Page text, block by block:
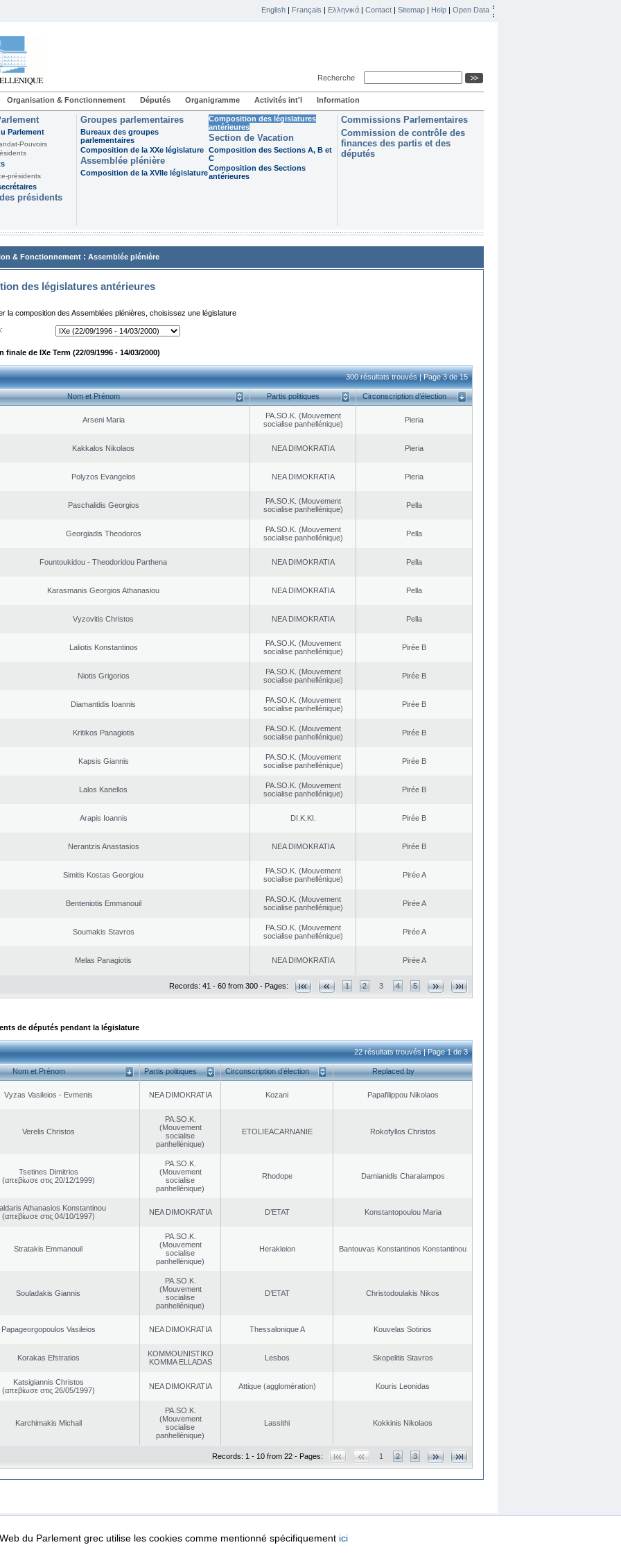
English | Français | Ελληνικά | Contact | Sitemap | Help | Open Data
Recherche
Organisation & Fonctionnement Députés Organigramme Activités int'l Information
Parlement
Pouvoirs
présidents
présidents
Groupes parlementaires
Bureaux des groupes
parlementaires
Composition de la XXe législature
Assemblée plénière
Composition de la XVIIe législature
Composition des législatures
antérieures
Section de Vacation
Composition des Sections A, B et
C
Composition des Sections
antérieures
Commissions Parlementaires
Commission de contrôle des
finances des partis et des
députés
& Fonctionnement : Assemblée plénière
des législatures antérieures
la composition des Assemblées plénières, choisissez une législature
finale de IXe Term (22/09/1996 - 14/03/2000)
300 résultats trouvés | Page 3 de 15
Nom et Prénom Partis politiques Circonscription d’élection
Arseni Maria
PA.SO.K. (Mouvement
socialise panhellénique)
Pieria
Kakkalos Nikolaos NEA DΙMOKRATIA Pieria
Polyzos Evangelos NEA DΙMOKRATIA Pieria
Paschalidis Georgios
PA.SO.K. (Mouvement
socialise panhellénique)
Pella
Georgiadis Theodoros
PA.SO.K. (Mouvement
socialise panhellénique)
Pella
Fountoukidou - Theodoridou Parthena NEA DΙMOKRATIA Pella
Karasmanis Georgios Athanasiou NEA DΙMOKRATIA Pella
Vyzovitis Christos NEA DΙMOKRATIA Pella
Laliotis Konstantinos
PA.SO.K. (Mouvement
socialise panhellénique)
Pirée B
Niotis Grigorios
PA.SO.K. (Mouvement
socialise panhellénique)
Pirée B
Diamantidis Ioannis
PA.SO.K. (Mouvement
socialise panhellénique)
Pirée B
Kritikos Panagiotis
PA.SO.K. (Mouvement
socialise panhellénique)
Pirée B
Kapsis Giannis
PA.SO.K. (Mouvement
socialise panhellénique)
Pirée B
Lalos Kanellos
PA.SO.K. (Mouvement
socialise panhellénique)
Pirée B
Arapis Ioannis DI.K.KI. Pirée B
Nerantzis Anastasios NEA DΙMOKRATIA Pirée B
Simitis Kostas Georgiou
PA.SO.K. (Mouvement
socialise panhellénique)
Pirée A
Benteniotis Emmanouil
PA.SO.K. (Mouvement
socialise panhellénique)
Pirée A
Soumakis Stavros
PA.SO.K. (Mouvement
socialise panhellénique)
Pirée A
Melas Panagiotis NEA DΙMOKRATIA Pirée A
Records: 41 - 60 from 300 - Pages: 1 2 3 4 5
de députés pendant la législature
22 résultats trouvés | Page 1 de 3
Nom et Prénom Partis politiques Circonscription d’élection Replaced by
Vyzas Vasileios - Evmenis NEA DΙMOKRATIA Kozani Papafilippou Nikolaos
Verelis Christos
PA.SO.K.
(Mouvement
socialise
panhellénique)
EΤOLIEACARNANIE Rokofyllos Christos
Tsetines Dimitrios
(απεβίωσε στις 20/12/1999)
PA.SO.K.
(Mouvement
socialise
panhellénique)
Rhodope Damianidis Charalampos
Athanasios Konstantinou
(απεβίωσε στις 04/10/1997)
NEA DΙMOKRATIA D’ETAT Konstantopoulou Maria
Stratakis Emmanouil
PA.SO.K.
(Mouvement
socialise
panhellénique)
Herakleion Bantouvas Konstantinos Konstantinou
Souladakis Giannis
PA.SO.K.
(Mouvement
socialise
panhellénique)
D’ETAT Christodoulakis Nikos
Papageorgopoulos Vasileios NEA DΙMOKRATIA Thessalonique A Kouvelas Sotirios
Korakas Efstratios
KOMMOUNISTIKO
KOMMA ELLADAS
Lesbos Skopelitis Stavros
Katsigiannis Christos
(απεβίωσε στις 26/05/1997)
NEA DΙMOKRATIA Αttique (agglomération) Kouris Leonidas
Karchimakis Michail
PA.SO.K.
(Mouvement
socialise
panhellénique)
Lassithi Kokkinis Nikolaos
Records: 1 - 10 from 22 - Pages: 1 2 3
Protection Security & Access
du Parlement grec utilise les cookies comme mentionné spécifiquement ici